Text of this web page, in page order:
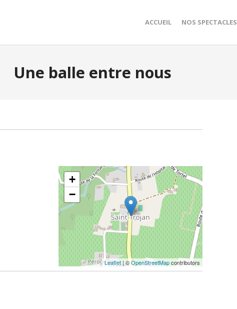
ACCUEIL NOS SPECTACLES
Une balle entre nous
+
−
Leaflet| ©OpenStreetMapcontributors